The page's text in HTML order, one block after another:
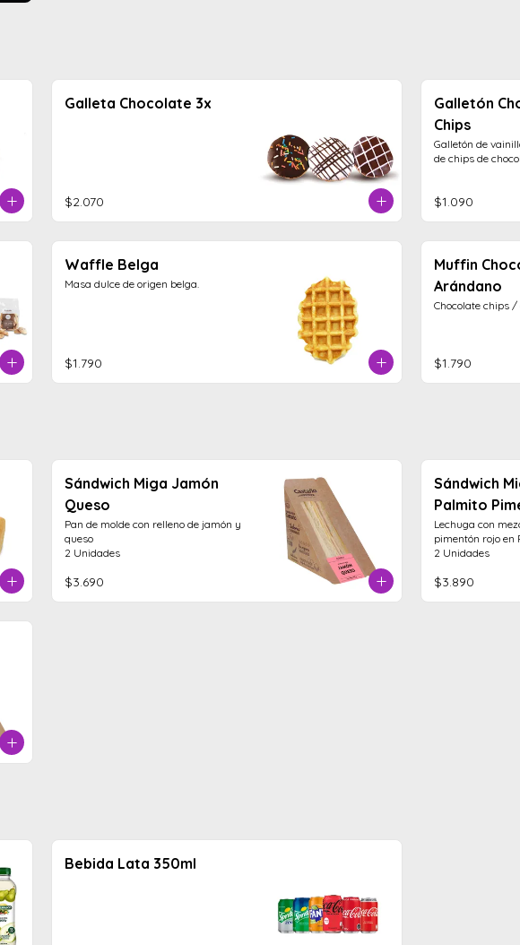
Galleta Chocolate 3x
$2.070
Galletón
Chips
Galletón de
de chips de
$1.090
Waffle Belga
Masa dulce de origen belga.
$1.790
Muffin
Arándano
Chocolate chips
$1.790
Sándwich Miga Jamón
Queso
Pan de molde con relleno de jamón y
queso
2 Unidades
$3.690
Sándwich
Palmito
Lechuga con
pimentón rojo en
2 Unidades
$3.890
Bebida Lata 350ml